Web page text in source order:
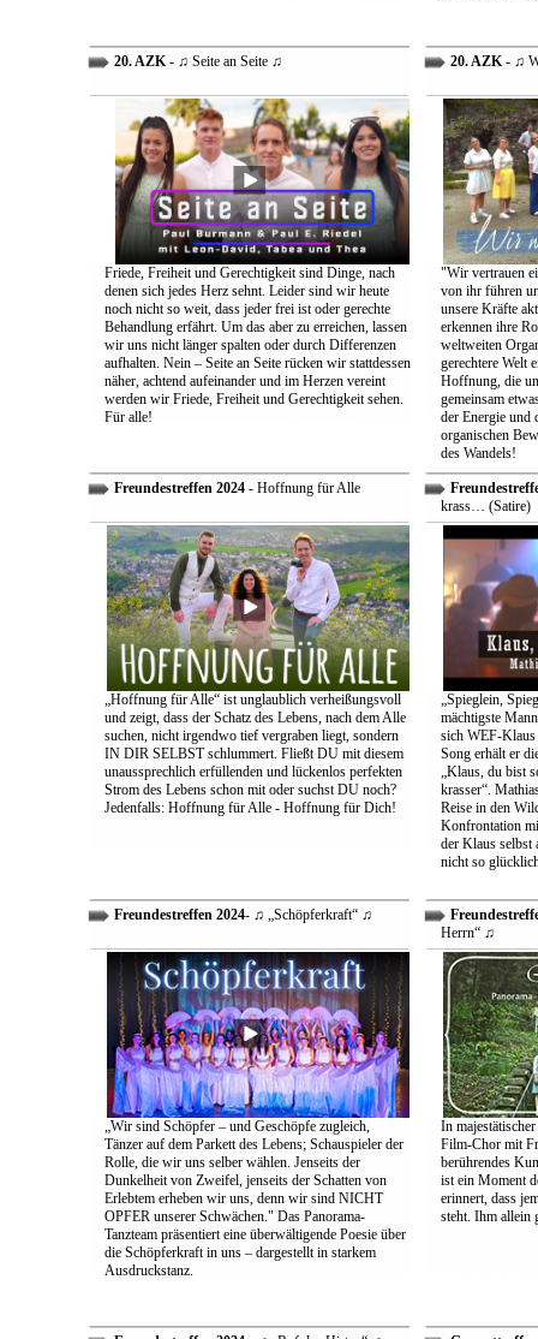
20. AZK- ♫ Seite an Seite ♫
Friede, Freiheit und Gerechtigkeit sind Dinge, nach
denen sich jedes Herz sehnt. Leider sind wir heute
noch nicht so weit, dass jeder frei ist oder gerechte
Behandlung erfährt. Um das aber zu erreichen, lassen
wir uns nicht länger spalten oder durch Differenzen
aufhalten. Nein – Seite an Seite rücken wir stattdessen
näher, achtend aufeinander und im Herzen vereint
werden wir Friede, Freiheit und Gerechtigkeit sehen.
Für alle!
20. AZK- ♫
"Wir vertrauen
von ihr führen
unsere Kräfte
erkennen ihre
weltweiten
gerechtere Welt
Hoffnung, die
gemeinsam
der Energie und
organischen
des Wandels!
Freundestreffen 2024- Hoffnung für Alle
„Hoffnung für Alle“ ist unglaublich verheißungsvoll
und zeigt, dass der Schatz des Lebens, nach dem Alle
suchen, nicht irgendwo tief vergraben liegt, sondern
IN DIR SELBST schlummert. Fließt DU mit diesem
unaussprechlich erfüllenden und lückenlos perfekten
Strom des Lebens schon mit oder suchst DU noch?
Jedenfalls: Hoffnung für Alle - Hoffnung für Dich!
krass… (Satire)
„Spieglein,
mächtigste
sich WEF-Klaus
Song erhält er
„Klaus, du bist
krasser“.
Reise in den
Konfrontation
der Klaus
nicht so
Freundestreffen 2024- ♫ „Schöpferkraft“ ♫
„Wir sind Schöpfer – und Geschöpfe zugleich,
Tänzer auf dem Parkett des Lebens; Schauspieler der
Rolle, die wir uns selber wählen. Jenseits der
Dunkelheit von Zweifel, jenseits der Schatten von
Erlebtem erheben wir uns, denn wir sind NICHT
OPFER unserer Schwächen." Das Panorama-
Tanzteam präsentiert eine überwältigende Poesie über
die Schöpferkraft in uns – dargestellt in starkem
Ausdruckstanz.
Herrn“ ♫
In
Film-Chor mit
berührendes
ist ein Moment
erinnert, dass
steht. Ihm allein